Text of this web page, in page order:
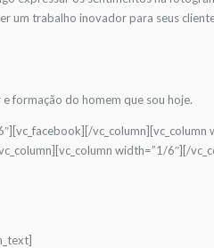
um trabalho inovador para seus
formação do homem que sou hoje.
vc_column][vc_column
width=”1/6″][/